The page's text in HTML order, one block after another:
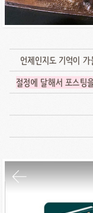
언제인지도 기억이
절정에 달해서 포스팅